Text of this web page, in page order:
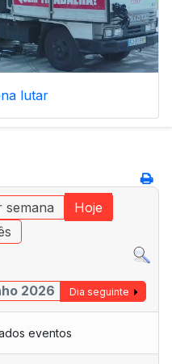
lutar
eventos
Lisboa
+351 912 345 678
Providência Cautelar
alteração de férias é
da IGEC